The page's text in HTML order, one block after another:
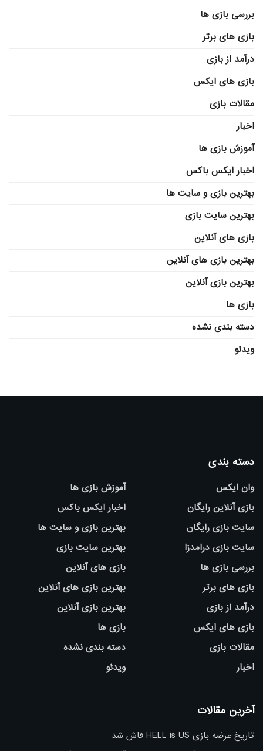
بررسی بازی ها
بازی های برتر
درآمد از بازی
بازی های ایکس
مقالات بازی
اخبار
آموزش بازی ها
اخبار ایکس باکس
بهترین بازی و سایت ها
بهترین سایت بازی
بازی های آنلاین
بهترین بازی های آنلاین
بهترین بازی آنلاین
بازی ها
دسته بندی نشده
ویدئو
دسته بندی
وان ایکس
بازی آنلاین رایگان
سایت بازی رایگان
سایت بازی درامدزا
بررسی بازی ها
بازی های برتر
درآمد از بازی
بازی های ایکس
مقالات بازی
اخبار
آموزش بازی ها
اخبار ایکس باکس
بهترین بازی و سایت ها
بهترین سایت بازی
بازی های آنلاین
بهترین بازی های آنلاین
بهترین بازی آنلاین
بازی ها
دسته بندی نشده
ویدئو
آخرین مقالات
تاریخ عرضه بازی HELL is US فاش شد